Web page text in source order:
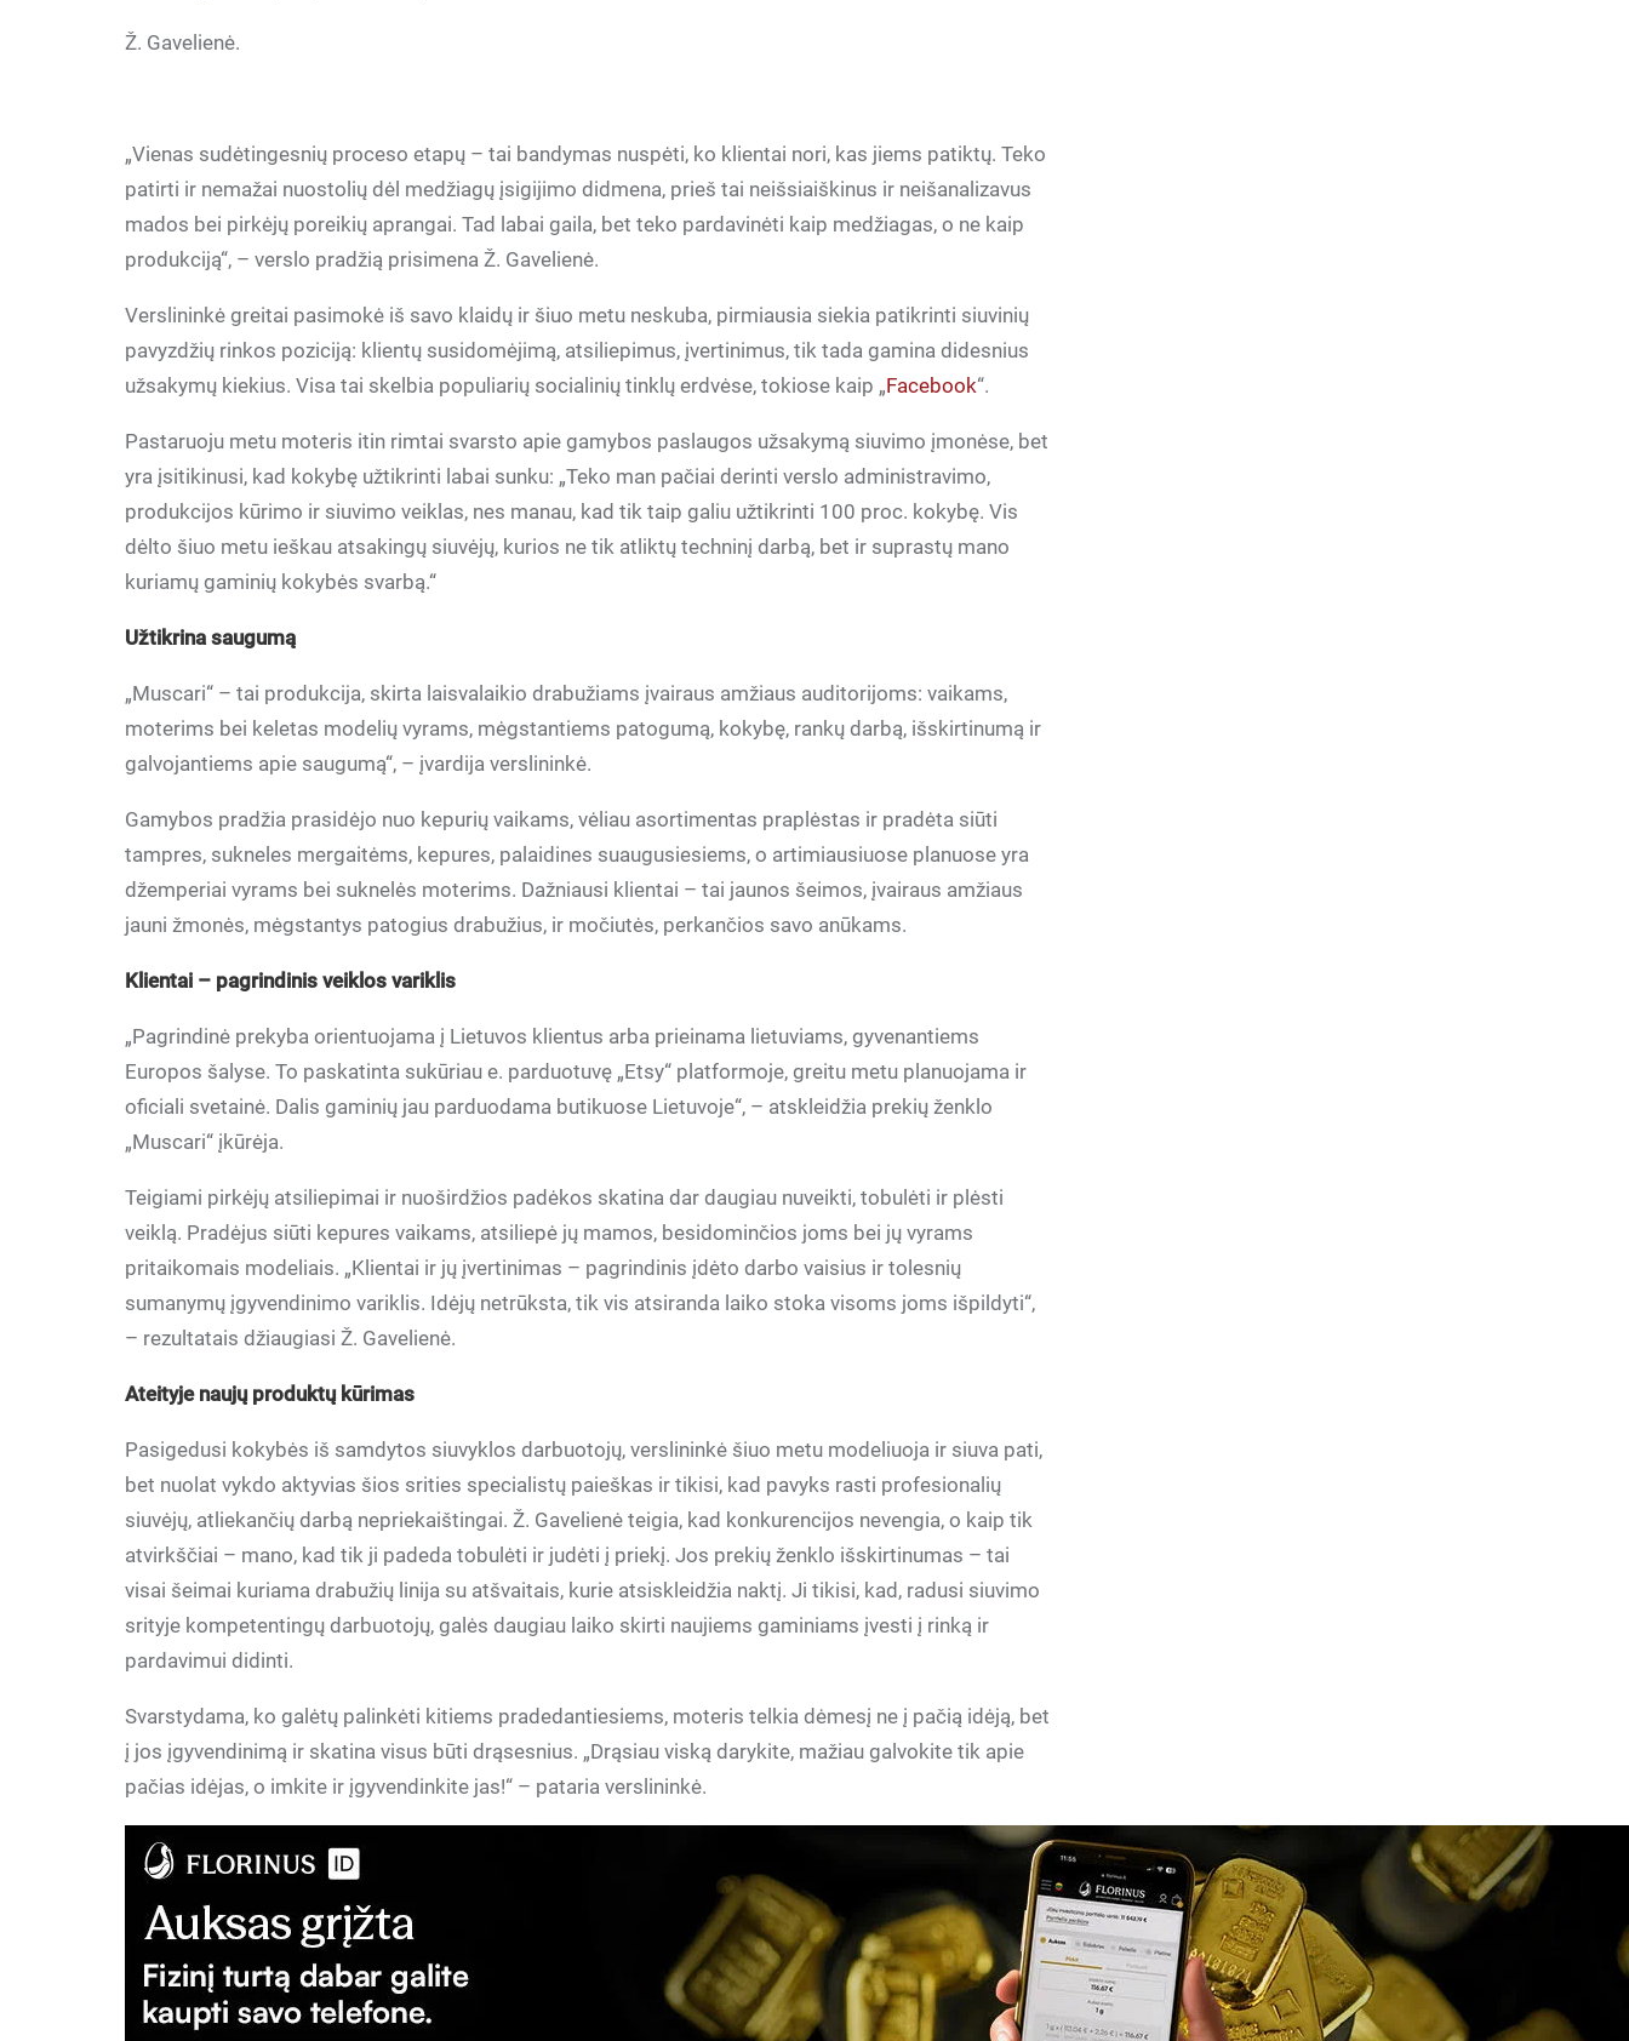
Ž. Gavelienė.
„Vienas sudėtingesnių proceso etapų – tai bandymas nuspėti, ko klientai nori, kas jiems patiktų. Teko
patirti ir nemažai nuostolių dėl medžiagų įsigijimo didmena, prieš tai neišsiaiškinus ir neišanalizavus
mados bei pirkėjų poreikių aprangai. Tad labai gaila, bet teko pardavinėti kaip medžiagas, o ne kaip
produkciją“, – verslo pradžią prisimena Ž. Gavelienė.
Verslininkė greitai pasimokė iš savo klaidų ir šiuo metu neskuba, pirmiausia siekia patikrinti siuvinių
pavyzdžių rinkos poziciją: klientų susidomėjimą, atsiliepimus, įvertinimus, tik tada gamina didesnius
užsakymų kiekius. Visa tai skelbia populiarių socialinių tinklų erdvėse, tokiose kaip „Facebook“.
Pastaruoju metu moteris itin rimtai svarsto apie gamybos paslaugos užsakymą siuvimo įmonėse, bet
yra įsitikinusi, kad kokybę užtikrinti labai sunku: „Teko man pačiai derinti verslo administravimo,
produkcijos kūrimo ir siuvimo veiklas, nes manau, kad tik taip galiu užtikrinti 100 proc. kokybę. Vis
dėlto šiuo metu ieškau atsakingų siuvėjų, kurios ne tik atliktų techninį darbą, bet ir suprastų mano
kuriamų gaminių kokybės svarbą.“
Užtikrina saugumą
„Muscari“ – tai produkcija, skirta laisvalaikio drabužiams įvairaus amžiaus auditorijoms: vaikams,
moterims bei keletas modelių vyrams, mėgstantiems patogumą, kokybę, rankų darbą, išskirtinumą ir
galvojantiems apie saugumą“, – įvardija verslininkė.
Gamybos pradžia prasidėjo nuo kepurių vaikams, vėliau asortimentas praplėstas ir pradėta siūti
tampres, sukneles mergaitėms, kepures, palaidines suaugusiesiems, o artimiausiuose planuose yra
džemperiai vyrams bei suknelės moterims. Dažniausi klientai – tai jaunos šeimos, įvairaus amžiaus
jauni žmonės, mėgstantys patogius drabužius, ir močiutės, perkančios savo anūkams.
Klientai – pagrindinis veiklos variklis
„Pagrindinė prekyba orientuojama į Lietuvos klientus arba prieinama lietuviams, gyvenantiems
Europos šalyse. To paskatinta sukūriau e. parduotuvę „Etsy“ platformoje, greitu metu planuojama ir
oficiali svetainė. Dalis gaminių jau parduodama butikuose Lietuvoje“, – atskleidžia prekių ženklo
„Muscari“ įkūrėja.
Teigiami pirkėjų atsiliepimai ir nuoširdžios padėkos skatina dar daugiau nuveikti, tobulėti ir plėsti
veiklą. Pradėjus siūti kepures vaikams, atsiliepė jų mamos, besidominčios joms bei jų vyrams
pritaikomais modeliais. „Klientai ir jų įvertinimas – pagrindinis įdėto darbo vaisius ir tolesnių
sumanymų įgyvendinimo variklis. Idėjų netrūksta, tik vis atsiranda laiko stoka visoms joms išpildyti“,
– rezultatais džiaugiasi Ž. Gavelienė.
Ateityje naujų produktų kūrimas
Pasigedusi kokybės iš samdytos siuvyklos darbuotojų, verslininkė šiuo metu modeliuoja ir siuva pati,
bet nuolat vykdo aktyvias šios srities specialistų paieškas ir tikisi, kad pavyks rasti profesionalių
siuvėjų, atliekančių darbą nepriekaištingai. Ž. Gavelienė teigia, kad konkurencijos nevengia, o kaip tik
atvirkščiai – mano, kad tik ji padeda tobulėti ir judėti į priekį. Jos prekių ženklo išskirtinumas – tai
visai šeimai kuriama drabužių linija su atšvaitais, kurie atsiskleidžia naktį. Ji tikisi, kad, radusi siuvimo
srityje kompetentingų darbuotojų, galės daugiau laiko skirti naujiems gaminiams įvesti į rinką ir
pardavimui didinti.
Svarstydama, ko galėtų palinkėti kitiems pradedantiesiems, moteris telkia dėmesį ne į pačią idėją, bet
į jos įgyvendinimą ir skatina visus būti drąsesnius. „Drąsiau viską darykite, mažiau galvokite tik apie
pačias idėjas, o imkite ir įgyvendinkite jas!“ – pataria verslininkė.